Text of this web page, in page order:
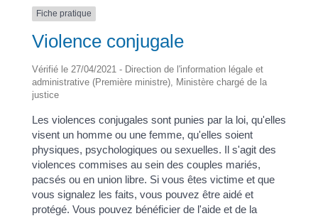
Fiche pratique
Violence conjugale
Vérifié le 27/04/2021 - Direction de l'information légale et
administrative (Première ministre), Ministère chargé de la
justice
Les violences conjugales sont punies par la loi, qu'elles
visent un homme ou une femme, qu'elles soient
physiques, psychologiques ou sexuelles. Il s'agit des
violences commises au sein des couples mariés,
pacsés ou en union libre. Si vous êtes victime et que
vous signalez les faits, vous pouvez être aidé et
protégé. Vous pouvez bénéficier de l'aide et de la